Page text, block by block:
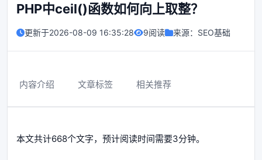
PHP中ceil()函数如何向上取整？
更新于2026-08-09 16:35:28 9阅读 来源： SEO基础
内容介绍 文章标签 相关推荐
本文共计668个文字，预计阅读时间需要3分钟。